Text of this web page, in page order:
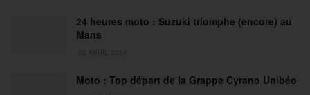
24 heures moto : Suzuki triomphe (encore) au
Mans
Moto : Top départ de la Grappe Cyrano Unibéo